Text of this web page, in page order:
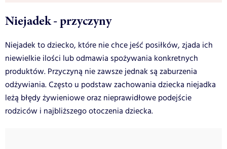
Niejadek - przyczyny
Niejadek to dziecko, które nie chce jeść posiłków, zjada ich
niewielkie ilości lub odmawia spożywania konkretnych
produktów. Przyczyną nie zawsze jednak są zaburzenia
odżywiania. Często u podstaw zachowania dziecka niejadka
leżą błędy żywieniowe oraz nieprawidłowe podejście
rodziców i najbliższego otoczenia dziecka.